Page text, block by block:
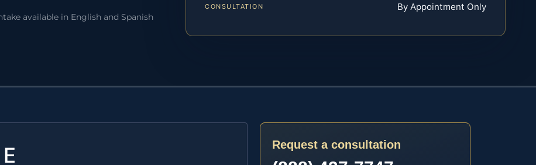
available in English and Spanish
CONSULTATION By Appointment Only
Request a consultation